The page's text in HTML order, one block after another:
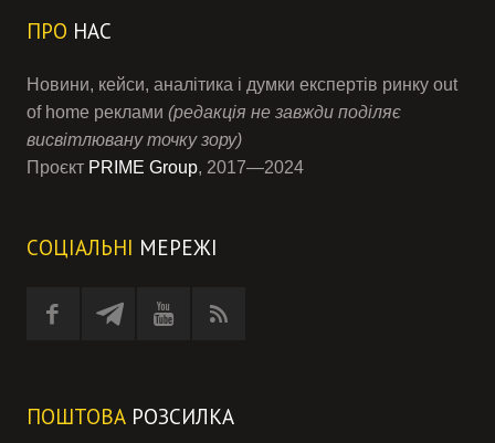
ПРО НАС
Новини, кейси, аналітика і думки експертів ринку out
of home реклами (редакція не завжди поділяє
висвітлювану точку зору)
Проєкт PRIME Group, 2017—2024
СОЦІАЛЬНІ МЕРЕЖІ
ПОШТОВА РОЗСИЛКА